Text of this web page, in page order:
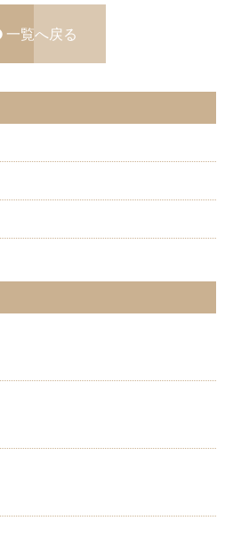
一覧へ戻る